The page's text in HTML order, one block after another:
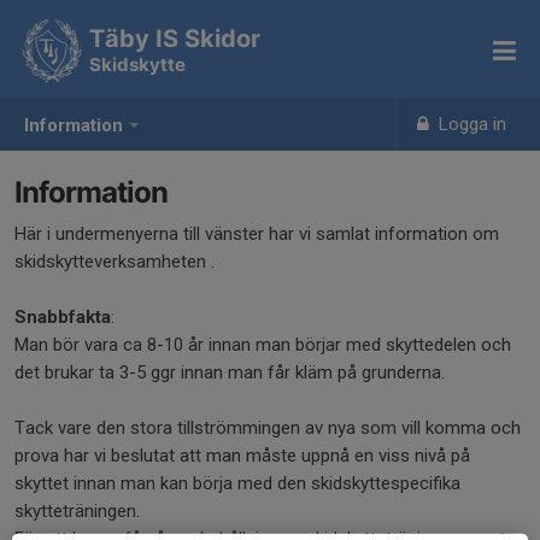
Information Logga in
Täby IS Skidor
Skidskytte
Information
Här i undermenyerna till vänster har vi samlat information om
skidskytteverksamheten .
Snabbfakta:
Man bör vara ca 8-10 år innan man börjar med skyttedelen och
det brukar ta 3-5 ggr innan man får kläm på grunderna.
Tack vare den stora tillströmmingen av nya som vill komma och
prova har vi beslutat att man måste uppnå en viss nivå på
skyttet innan man kan börja med den skidskyttespecifika
skytteträningen.